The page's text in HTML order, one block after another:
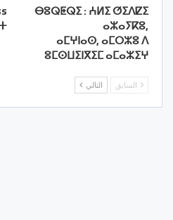
ⴱⵓⵕⵟⵕⵉ : ⵄⵍⵉ ⵚⵉⴷⵇⵉ
ⴰⵣⴰⵢⴽⵓ,
ⴰⵎⵖⵏⴰⵙ, ⴰⵎⵔⵣⵓ ⴷ
ⵓⵎⵙⵡⵉⵏⴳⵉⵎ ⴰⵎⴰⵣⵉⵖ
السابق التالي